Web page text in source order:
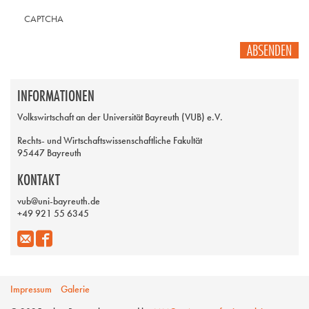
INFORMATIONEN
Volkswirtschaft an der Universität Bayreuth (VUB) e.V.
Rechts- und Wirtschaftswissenschaftliche Fakultät
95447 Bayreuth
KONTAKT
vub@uni-bayreuth.de
+49 921 55 6345
CAPTCHA
ABSENDEN
Impressum
Galerie